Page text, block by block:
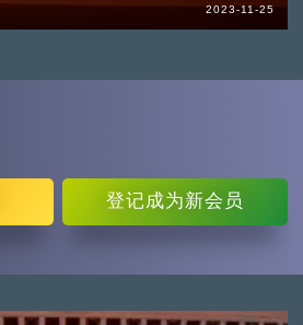
2023-11-25
登记成为新会员